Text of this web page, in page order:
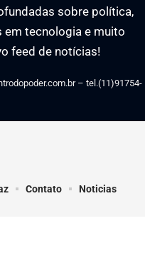
sobre política,
em tecnologia e muito
feed de notícias!
– tel.(11)91754-
Contato Noticias